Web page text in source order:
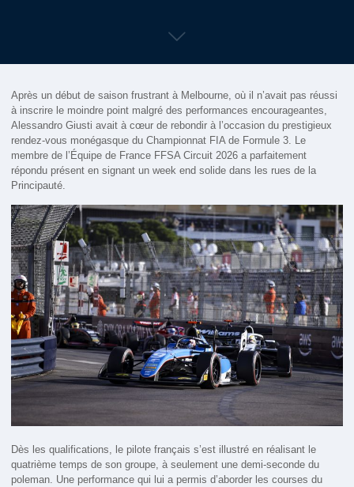
Après un début de saison frustrant à Melbourne, où il n’avait pas réussi
à inscrire le moindre point malgré des performances encourageantes,
Alessandro Giusti avait à cœur de rebondir à l’occasion du prestigieux
rendez-vous monégasque du Championnat FIA de Formule 3. Le
membre de l’Équipe de France FFSA Circuit 2026 a parfaitement
répondu présent en signant un week end solide dans les rues de la
Principauté.
Dès les qualifications, le pilote français s’est illustré en réalisant le
quatrième temps de son groupe, à seulement une demi-seconde du
poleman. Une performance qui lui a permis d’aborder les courses du